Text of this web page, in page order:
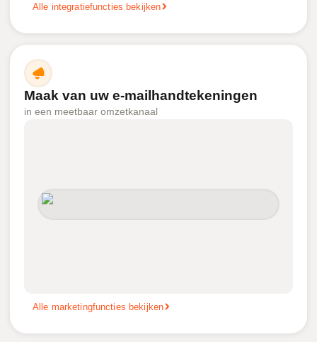
Alle integratiefuncties bekijken
Maak van uw e-mailhandtekeningen
in een meetbaar omzetkanaal
Alle marketingfuncties bekijken